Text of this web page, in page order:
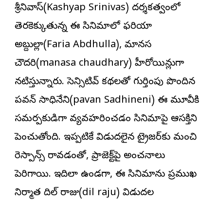
శ్రీనివాస్(Kashyap Srinivas) దర్శకత్వంలో
తెరకెక్కుతున్న ఈ సినిమాలో ఫరియా
అబ్దుల్లా(Faria Abdhulla), మానస
చౌదరి(manasa chaudhary) హీరోయిన్లుగా
నటిస్తున్నారు. సెన్సిటివ్ కథలతో గుర్తింపు పొందిన
పవన్ సాధినేని(pavan Sadhineni) ఈ మూవీకి
సమర్పకుడిగా వ్యవహరించడం సినిమాపై ఆసక్తిని
పెంచుతోంది. ఇప్పటికే విడుదలైన ట్రైజర్‌కు మంచి
రెస్పాన్స్ రావడంతో, ప్రాజెక్ట్‌పై అంచనాలు
పెరిగాయి. ఇదిలా ఉండగా, ఈ సినిమాను ప్రముఖ
నిర్మాత దిల్ రాజు(dil raju) విడుదల